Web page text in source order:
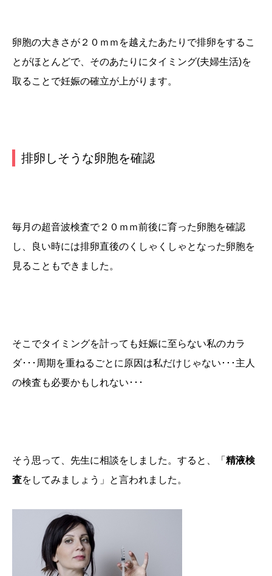
卵胞の大きさが２０ｍｍを越えたあたりで排卵をするこ
とがほとんどで、そのあたりにタイミング(夫婦生活)を
取ることで妊娠の確立が上がります。
排卵しそうな卵胞を確認
毎月の超音波検査で２０ｍｍ前後に育った卵胞を確認
し、良い時には排卵直後のくしゃくしゃとなった卵胞を
見ることもできました。
そこでタイミングを計っても妊娠に至らない私のカラ
ダ･･･周期を重ねるごとに原因は私だけじゃない･･･主人
の検査も必要かもしれない･･･
そう思って、先生に相談をしました。すると、「 精液検
査をしてみましょう」と言われました。